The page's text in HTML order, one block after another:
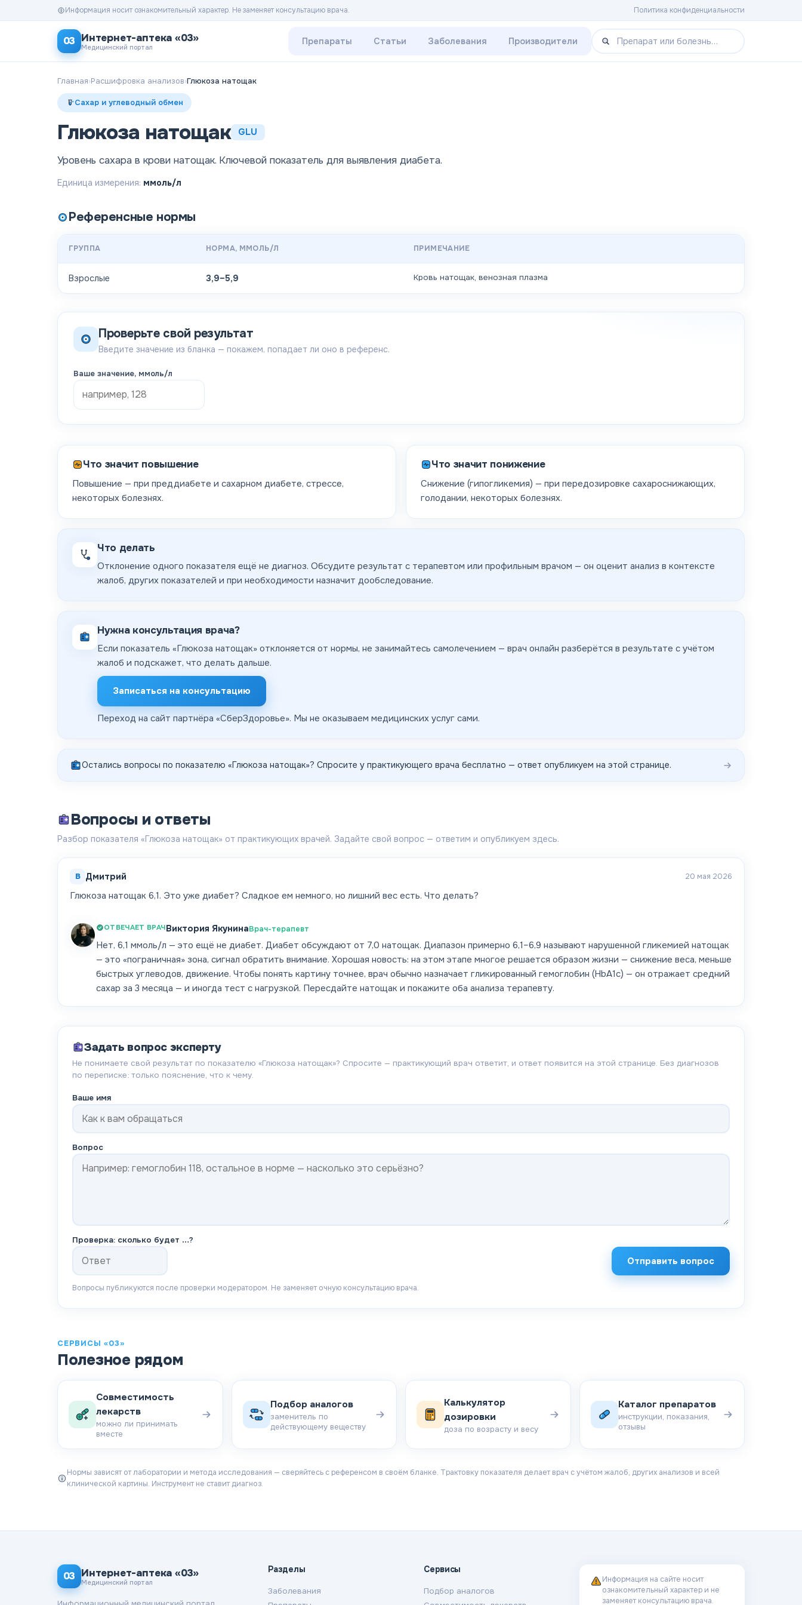
Политика конфиденциальности
Информация носит ознакомительный характер. Не заменяет консультацию врача.
03 Интернет-аптека «03»
Медицинский портал
Препараты Статьи Заболевания Производители
Главная›Расшифровка анализов›Глюкоза натощак
Сахар и углеводный обмен
Глюкоза натощак GLU
Уровень сахара в крови натощак. Ключевой показатель для выявления диабета.
Единица измерения: ммоль/л
Референсные нормы
ГРУППА НОРМА, ММОЛЬ/Л ПРИМЕЧАНИЕ
Взрослые 3,9–5,9 Кровь натощак, венозная плазма
Проверьте свой результат
Введите значение из бланка — покажем, попадает ли оно в референс.
Ваше значение, ммоль/л
Что значит повышение
Повышение — при преддиабете и сахарном диабете, стрессе,
некоторых болезнях.
Что значит понижение
Снижение (гипогликемия) — при передозировке сахароснижающих,
голодании, некоторых болезнях.
Что делать
Отклонение одного показателя ещё не диагноз. Обсудите результат с терапевтом или профильным врачом — он оценит анализ в контексте
жалоб, других показателей и при необходимости назначит дообследование.
Нужна консультация врача?
Если показатель «Глюкоза натощак» отклоняется от нормы, не занимайтесь самолечением — врач онлайн разберётся в результате с учётом
жалоб и подскажет, что делать дальше.
Записаться на консультацию
Переход на сайт партнёра «СберЗдоровье». Мы не оказываем медицинских услуг сами.
Остались вопросы по показателю «Глюкоза натощак»? Спросите у практикующего врача бесплатно — ответ опубликуем на этой странице.
Вопросы и ответы
Разбор показателя «Глюкоза натощак» от практикующих врачей. Задайте свой вопрос — ответим и опубликуем здесь.
В Дмитрий 20 мая 2026
Глюкоза натощак 6,1. Это уже диабет? Сладкое ем немного, но лишний вес есть. Что делать?
ОТВЕЧАЕТ ВРАЧВиктория ЯкунинаВрач-терапевт
Нет, 6,1 ммоль/л — это ещё не диабет. Диабет обсуждают от 7,0 натощак. Диапазон примерно 6,1–6,9 называют нарушенной гликемией натощак
— это «пограничная» зона, сигнал обратить внимание. Хорошая новость: на этом этапе многое решается образом жизни — снижение веса, меньше
быстрых углеводов, движение. Чтобы понять картину точнее, врач обычно назначает гликированный гемоглобин (HbA1c) — он отражает средний
сахар за 3 месяца — и иногда тест с нагрузкой. Пересдайте натощак и покажите оба анализа терапевту.
Задать вопрос эксперту
Не понимаете свой результат по показателю «Глюкоза натощак»? Спросите — практикующий врач ответит, и ответ появится на этой странице. Без диагнозов
по переписке: только пояснение, что к чему.
Ваше имя
Вопрос
Проверка: сколько будет …?
Отправить вопрос
Вопросы публикуются после проверки модератором. Не заменяет очную консультацию врача.
СЕРВИСЫ «03»
Полезное рядом
Совместимость
лекарств
можно ли принимать
вместе
Подбор аналогов
заменитель по
действующему веществу
Калькулятор
дозировки
доза по возрасту и весу
Каталог препаратов
инструкции, показания,
отзывы
Нормы зависят от лаборатории и метода исследования — сверяйтесь с референсом в своём бланке. Трактовку показателя делает врач с учётом жалоб, других анализов и всей
клинической картины. Инструмент не ставит диагноз.
03 Интернет-аптека «03»
Медицинский портал
Разделы
Заболевания
Сервисы
Подбор аналогов
Информация на сайте носит
ознакомительный характер и не
заменяет консультацию врача.